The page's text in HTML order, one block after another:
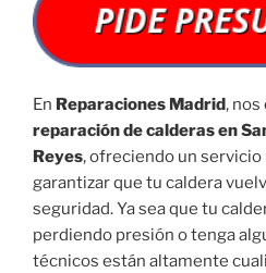
En Reparaciones Madrid, nos
reparación de calderas en
Reyes, ofreciendo un
garantizar que tu caldera
seguridad. Ya sea que tu
perdiendo presión o tenga
técnicos están altamente